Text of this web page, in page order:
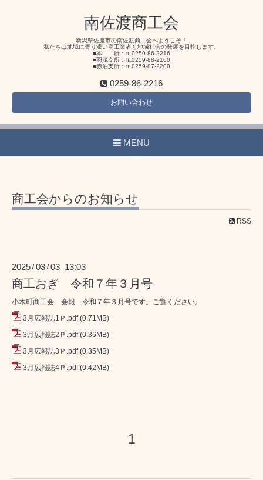
南佐渡商工会
新潟県佐渡市の南佐渡商工会へようこそ！
私たちは地域に寄り添い商工業者と地域社会の発展を目指します。
■本 所：℡0259-86-2216
■羽茂支所：℡0259-88-2160
■赤泊支所：℡0259-87-2200
0259-86-2216
お問い合わせ
MENU
商工会からのお知らせ
RSS
2025 /03 /03 13:03
商工おぎ 令和７年３月号
小木町商工会 会報 令和７年３月号です。ご覧ください。
3月広報誌1Ｐ.pdf (0.71MB)
3月広報誌2Ｐ.pdf (0.36MB)
3月広報誌3Ｐ.pdf (0.35MB)
3月広報誌4Ｐ.pdf (0.42MB)
1